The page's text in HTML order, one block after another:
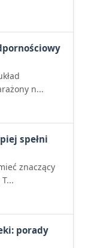
n...
spełni
znaczący
porady